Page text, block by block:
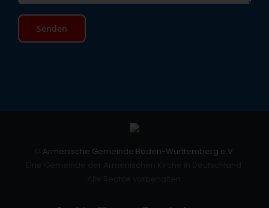
Armenische Gemeinde Baden-Württemberg e.V.